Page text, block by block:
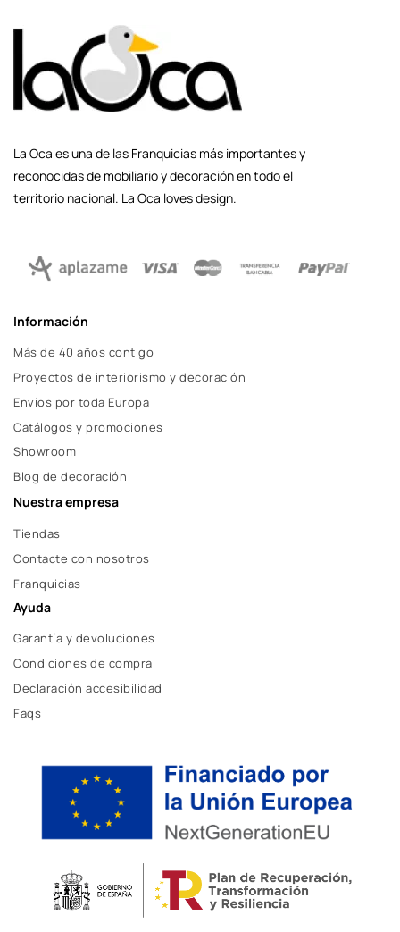
La Oca es una de las Franquicias más importantes y
reconocidas de mobiliario y decoración en todo el
territorio nacional. La Oca loves design.
Información
Más de 40 años contigo
Proyectos de interiorismo y decoración
Envíos por toda Europa
Catálogos y promociones
Showroom
Blog de decoración
Nuestra empresa
Tiendas
Contacte con nosotros
Franquicias
Ayuda
Garantía y devoluciones
Condiciones de compra
Declaración accesibilidad
Faqs